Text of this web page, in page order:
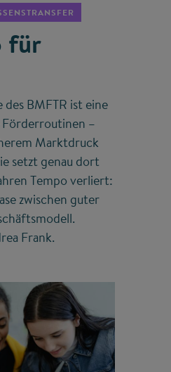
für
BMFTR ist eine
–
Marktdruck
setzt genau dort
Tempo verliert:
zwischen guter
Frank.